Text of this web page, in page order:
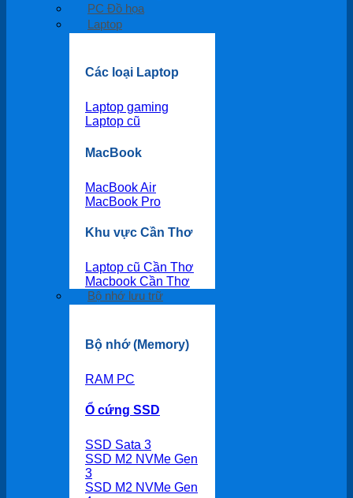
PC Đồ họa
Laptop
Các loại Laptop
Laptop gaming
Laptop cũ
MacBook
MacBook Air
MacBook Pro
Khu vực Cần Thơ
Laptop cũ Cần Thơ
Macbook Cần Thơ
Bộ nhớ lưu trữ
Bộ nhớ (Memory)
RAM PC
Ổ cứng SSD
SSD Sata 3
SSD M2 NVMe Gen
3
SSD M2 NVMe Gen